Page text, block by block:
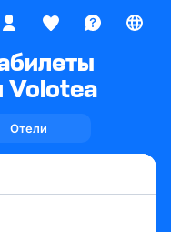
Volotea
Отели